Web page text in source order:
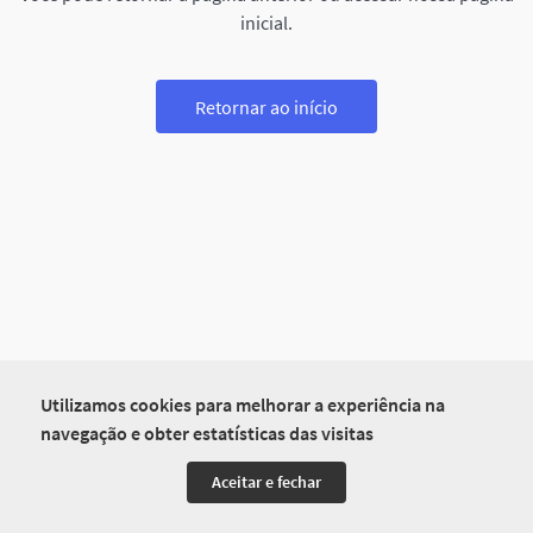
Utilizamos cookies para melhorar a experiência na
navegação e obter estatísticas das visitas
Aceitar e fechar
inicial.
Retornar ao início